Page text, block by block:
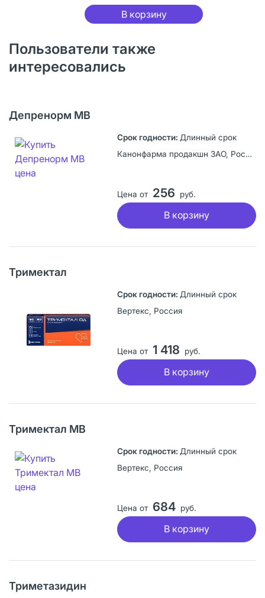
В корзину
Пользователи также
интересовались
Депренорм МВ
Длинный срок
Канонфарма продакшн ЗАО, Россия
Цена от 256 руб.
В корзину
Тримектал
Длинный срок
Вертекс, Россия
Цена от 1 418 руб.
В корзину
Тримектал МВ
Длинный срок
Вертекс, Россия
Цена от 684 руб.
В корзину
Триметазидин